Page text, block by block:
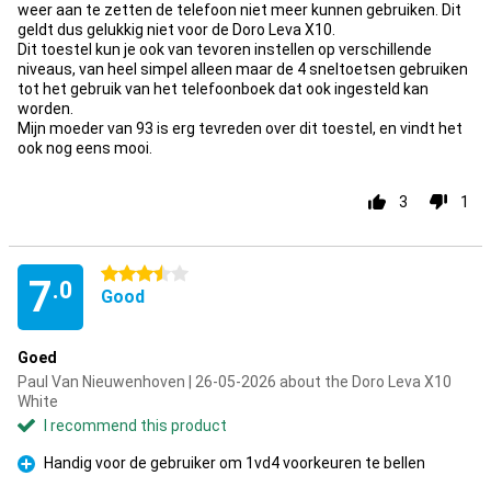
weer aan te zetten de telefoon niet meer kunnen gebruiken. Dit
geldt dus gelukkig niet voor de Doro Leva X10.
Dit toestel kun je ook van tevoren instellen op verschillende
niveaus, van heel simpel alleen maar de 4 sneltoetsen gebruiken
tot het gebruik van het telefoonboek dat ook ingesteld kan
worden.
Mijn moeder van 93 is erg tevreden over dit toestel, en vindt het
ook nog eens mooi.
3 1
7.0
3.5 stars
Good
Goed
Paul Van Nieuwenhoven | 26-05-2026 about the Doro Leva X10
White
I recommend this product
Pro
Handig voor de gebruiker om 1vd4 voorkeuren te bellen